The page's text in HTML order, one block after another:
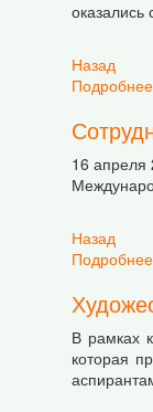
оказались
Назад
Подробнее
16 апреля
Назад
Подробнее
В рамках
которая